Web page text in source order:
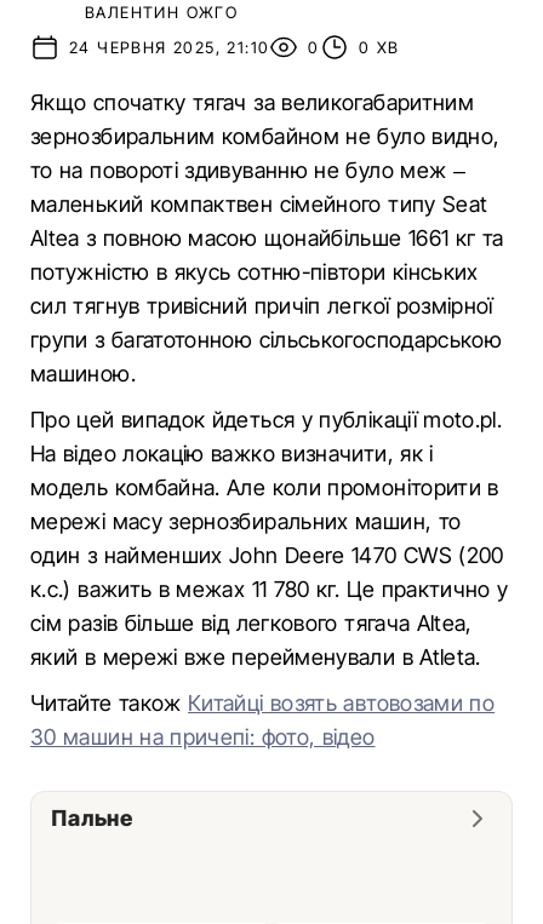
ВАЛЕНТИН ОЖГО
24 ЧЕРВНЯ 2025, 21:10
0 0 ХВ
Якщо спочатку тягач за великогабаритним
зернозбиральним комбайном не було видно,
то на повороті здивуванню не було меж –
маленький компактвен сімейного типу Seat
Altea з повною масою щонайбільше 1661 кг та
потужністю в якусь сотню-півтори кінських
сил тягнув тривісний причіп легкої розмірної
групи з багатотонною сільськогосподарською
машиною.
Про цей випадок йдеться у публікації moto.pl.
На відео локацію важко визначити, як і
модель комбайна. Але коли промоніторити в
мережі масу зернозбиральних машин, то
один з найменших John Deere 1470 CWS (200
к.с.) важить в межах 11 780 кг. Це практично у
сім разів більше від легкового тягача Altea,
який в мережі вже перейменували в Atleta.
Читайте також Китайці возять автовозами по
30 машин на причепі: фото, відео
Пальне